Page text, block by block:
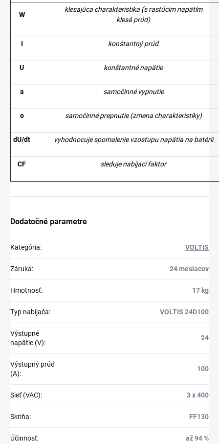
W
klesajúca charakteristika (s rastúcim napätím
klesá prúd)
I konštantný prúd
U konštantné napätie
a samočinné vypnutie
o samočinné prepnutie (zmena charakteristiky)
dU/dt vyhodnocuje spomalenie vzostupu napätia na batérii
CF sleduje nabíjací faktor
Dodatočné parametre
Kategória: VOLTIS
Záruka: 24 mesiacov
Hmotnosť: 17 kg
Typ nabíjača: VOLTIS 24D100
Výstupné
napätie (V):
24
Výstupný prúd
(A):
100
Sieť (VAC): 3 x 400
Skriňa: FF130
Účinnosť: až 94 %